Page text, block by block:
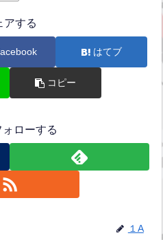
アする
はてブ
コピー
ォローする
１A